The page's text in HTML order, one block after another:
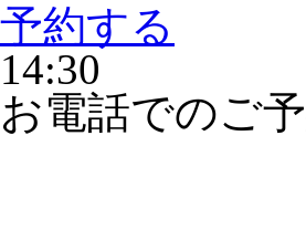
予約する
14:30
お電話でのご